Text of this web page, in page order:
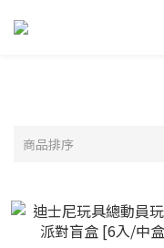
商品排序